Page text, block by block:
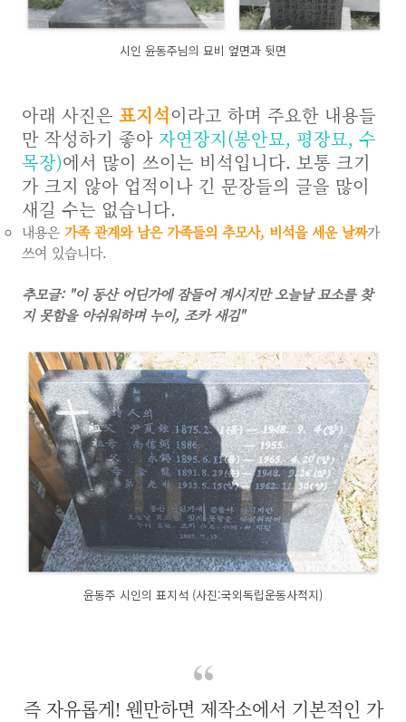
시인 윤동주님의 묘비 엎면과 뒷면
아래 사진은 표지석이라고 하며 주요한 내용들
만 작성하기 좋아 자연장지(봉안묘, 평장묘, 수
목장)에서 많이 쓰이는 비석입니다. 보통 크기
가 크지 않아 업적이나 긴 문장들의 글을 많이
새길 수는 없습니다.
내용은 가족 관계와 남은 가족들의 추모사, 비석을 세운 날짜가
쓰여 있습니다.
추모글: "이 동산 어딘가에 잠들어 계시지만 오늘날 묘소를 찾
지 못함을 아쉬워하며 누이, 조카 새김"
윤동주 시인의 표지석 (사진:국외독립운동사적지)
즉 자유롭게! 웬만하면 제작소에서 기본적인 가